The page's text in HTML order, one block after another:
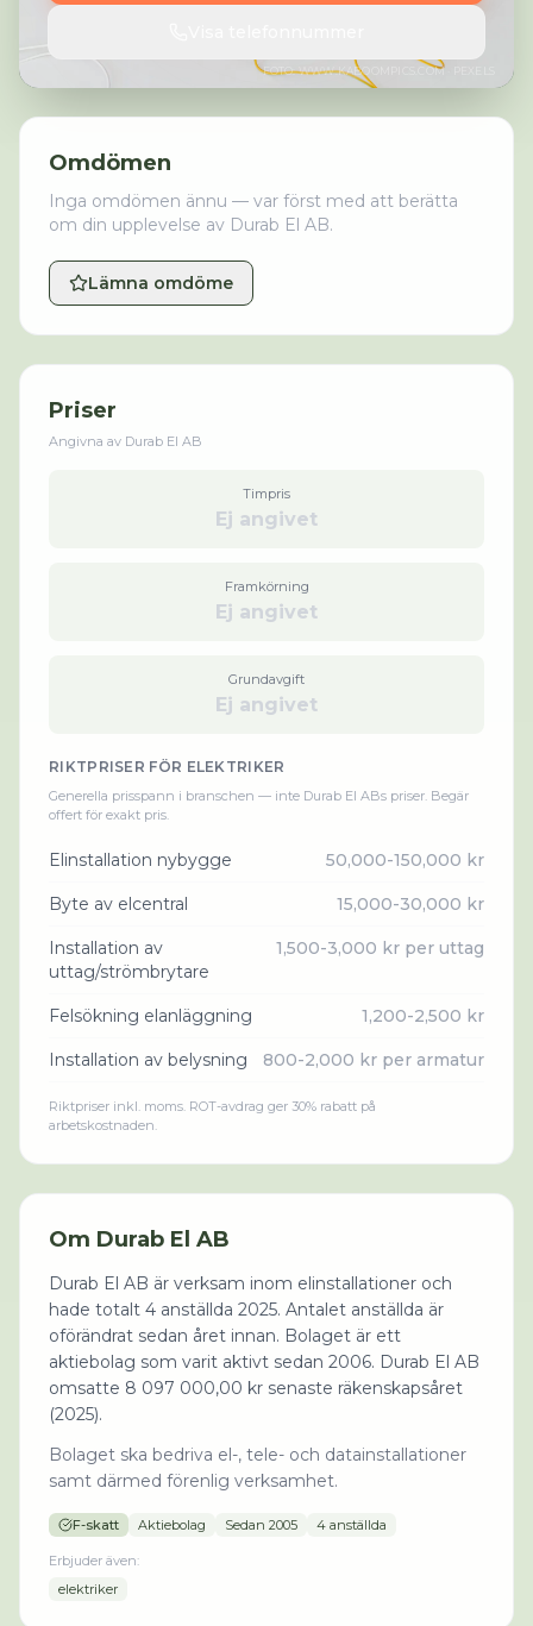
FOTO:WWW.KABOOMPICS.COM· PEXELS
Omdömen
Inga omdömen ännu — var först med att berätta
om din upplevelse av Durab El AB.
Lämna omdöme
Priser
Angivna av Durab El AB
Timpris
Ej angivet
Framkörning
Ej angivet
Grundavgift
Ej angivet
RIKTPRISER FÖR ELEKTRIKER
Generella prisspann i branschen — inte Durab El ABs priser. Begär
offert för exakt pris.
Elinstallation nybygge 50,000-150,000 kr
Byte av elcentral 15,000-30,000 kr
Installation av
uttag/strömbrytare
1,500-3,000 kr per uttag
Felsökning elanläggning 1,200-2,500 kr
Installation av belysning 800-2,000 kr per armatur
Riktpriser inkl. moms. ROT-avdrag ger 30% rabatt på
arbetskostnaden.
Om Durab El AB
Durab El AB är verksam inom elinstallationer och
hade totalt 4 anställda 2025. Antalet anställda är
oförändrat sedan året innan. Bolaget är ett
aktiebolag som varit aktivt sedan 2006. Durab El AB
omsatte 8 097 000,00 kr senaste räkenskapsåret
(2025).
Bolaget ska bedriva el-, tele- och datainstallationer
samt därmed förenlig verksamhet.
F-skatt Aktiebolag Sedan 2005 4 anställda
Erbjuder även:
elektriker